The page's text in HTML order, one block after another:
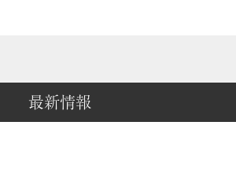
最新情報